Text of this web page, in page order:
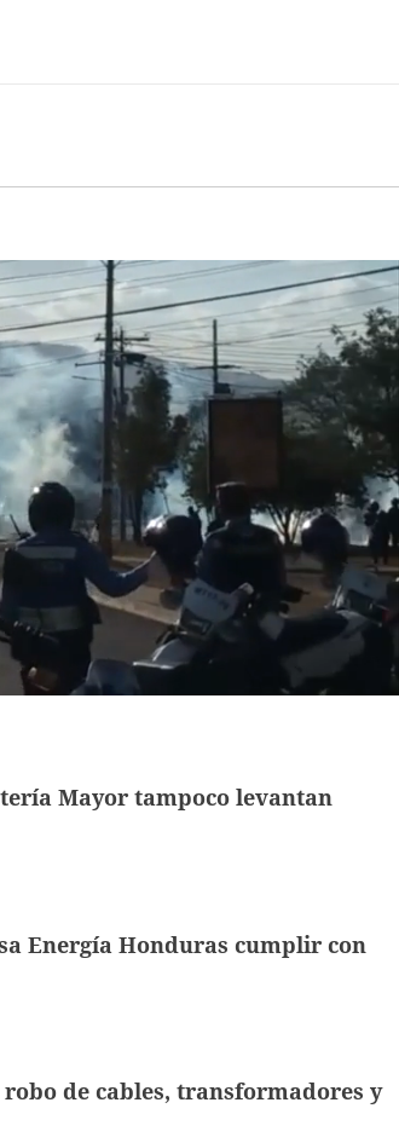
Mayor tampoco levantan
Energía Honduras cumplir con
robo de cables, transformadores y